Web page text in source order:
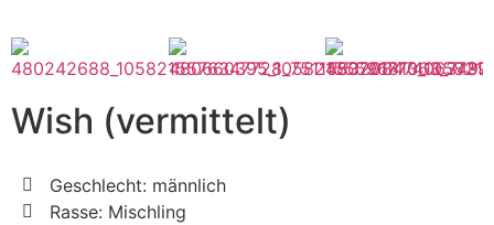
Wish (vermittelt)
Geschlecht: männlich
Rasse: Mischling